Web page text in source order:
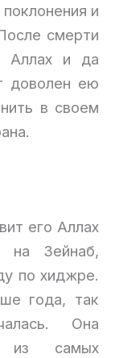
и
смерти
Аллах и да
доволен ею
в своем
его Аллах
на Зейнаб,
по хиджре.
года, так
Она
из самых